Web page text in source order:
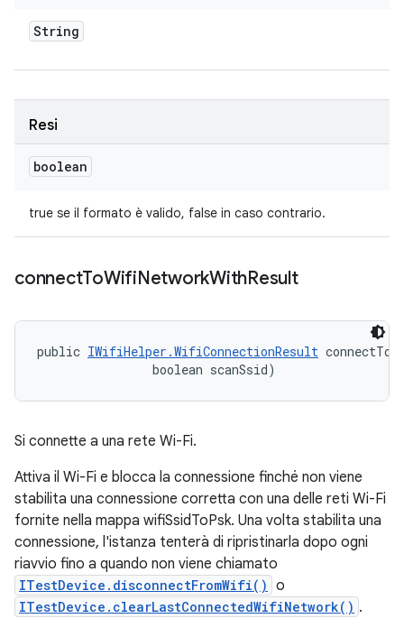
String
Resi
boolean
true se il formato è valido, false in caso contrario.
connectToWifiNetworkWithResult
public IWifiHelper.WifiConnectionResult
                boolean scanSsid)
Si connette a una rete Wi-Fi.
Attiva il Wi-Fi e blocca la connessione finché non viene
stabilita una connessione corretta con una delle reti Wi-Fi
fornite nella mappa wifiSsidToPsk. Una volta stabilita una
connessione, l'istanza tenterà di ripristinarla dopo ogni
riavvio fino a quando non viene chiamato
ITestDevice.disconnectFromWifi() o
ITestDevice.clearLastConnectedWifiNetwork() .